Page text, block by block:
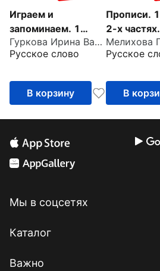
Играем и
запоминаем. 1
класс. Тренажёр по
русскому языку
Гуркова Ирина Васильевна
Русское слово
В корзину
Прописи.
2-х
Русское
В
Мы в соцсетях
Каталог
Важно